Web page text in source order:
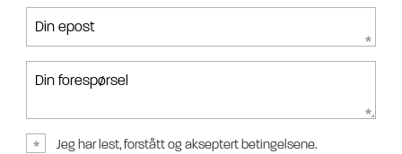
Din epost
Din forespørsel
Jeg har lest, forstått og akseptert betingelsene.